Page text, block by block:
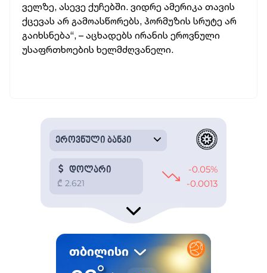
ველზე, ასევე ქუჩებში. ვიდრე ამერიკა თავის
ქცევას არ გამოასწორებს, ჰორმუზის სრუტე არ
გაიხსნება“, – აცხადებს ირანის ეროვნული
უსაფრთხოების ხელმძღვანელი.